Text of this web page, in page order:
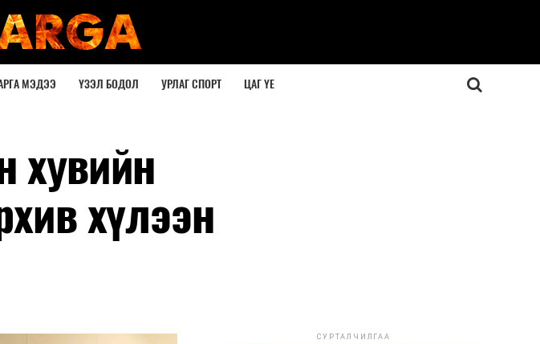
МЭДЭЭ ҮЗЭЛ БОДОЛ УРЛАГ СПОРТ ЦАГ ҮЕ
хувийн
хүлээн
СУРТАЛЧИЛГАА